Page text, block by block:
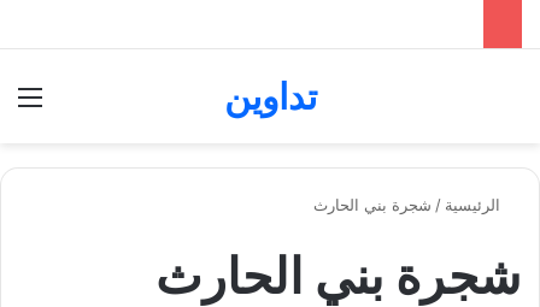
تداوين
الرئيسية / شجرة بني الحارث
شجرة بني الحارث